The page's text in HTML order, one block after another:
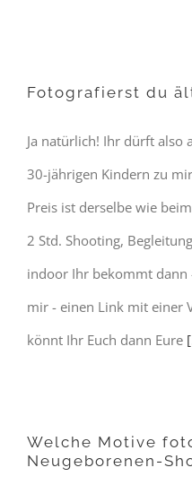
Fotografierst du
Ja natürlich! Ihr dürft also
30-jährigen Kindern zu
Preis ist derselbe wie
2 Std. Shooting,
indoor Ihr bekommt dann
mir - einen Link mit einer
könnt Ihr Euch dann Eure
Welche Motive
Neugeborenen-